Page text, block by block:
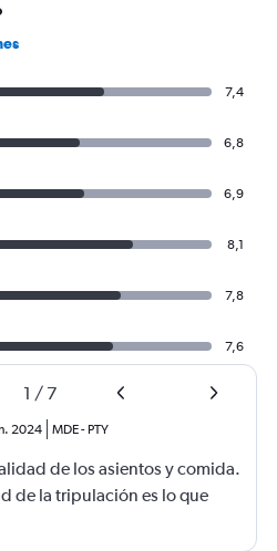
7,4
6,8
6,9
8,1
7,8
7,6
1 / 7
2024 MDE- PTY
de los asientos y comida.
de la tripulación es lo que